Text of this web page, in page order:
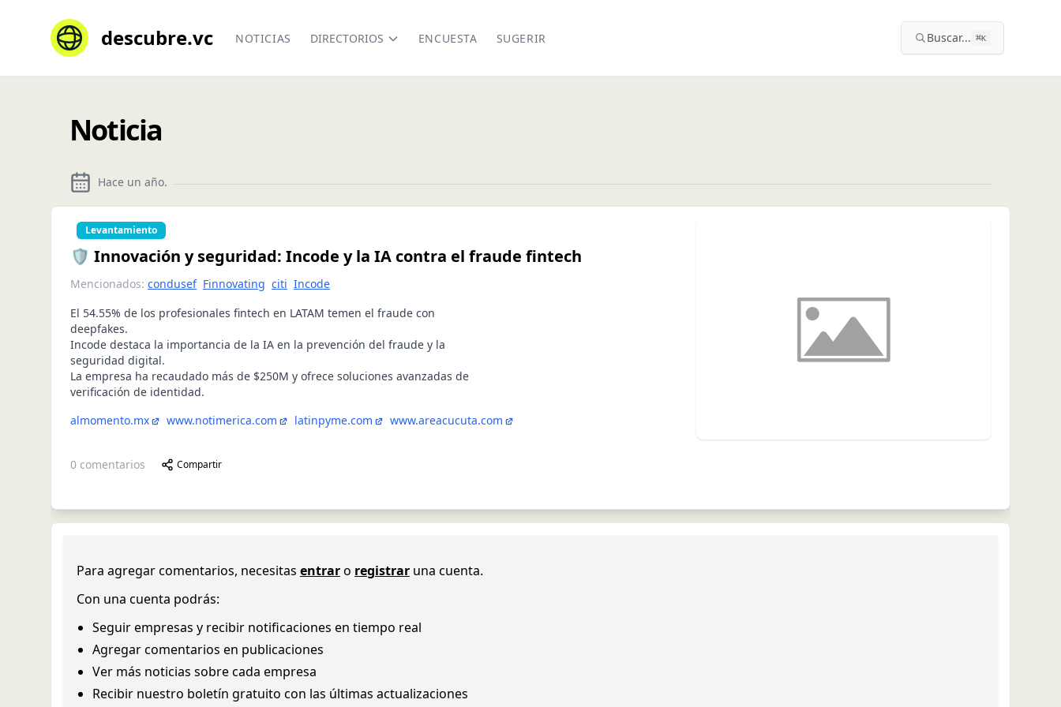
descubre.vc NOTICIAS DIRECTORIOS ENCUESTA SUGERIR Buscar... ⌘K
Noticia
Hace un año.
Levantamiento
🛡️ Innovación y seguridad: Incode y la IA contra el fraude fintech
Mencionados: condusef Finnovating citi Incode
El 54.55% de los profesionales fintech en LATAM temen el fraude con
deepfakes.
Incode destaca la importancia de la IA en la prevención del fraude y la
seguridad digital.
La empresa ha recaudado más de $250M y ofrece soluciones avanzadas de
verificación de identidad.
almomento.mx
www.notimerica.com latinpyme.com www.areacucuta.com
0 comentarios Compartir
Para agregar comentarios, necesitas entraro registrar una cuenta.
Con una cuenta podrás:
Seguir empresas y recibir notificaciones en tiempo real
Agregar comentarios en publicaciones
Ver más noticias sobre cada empresa
Recibir nuestro boletín gratuito con las últimas actualizaciones